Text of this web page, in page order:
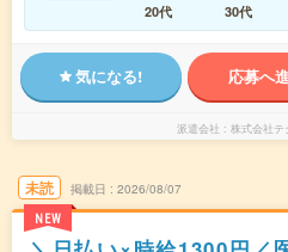
20代
30代
気になる! 応募へ
派遣会社 株式会社テ
未読
NEW
掲載日 2026/08/07